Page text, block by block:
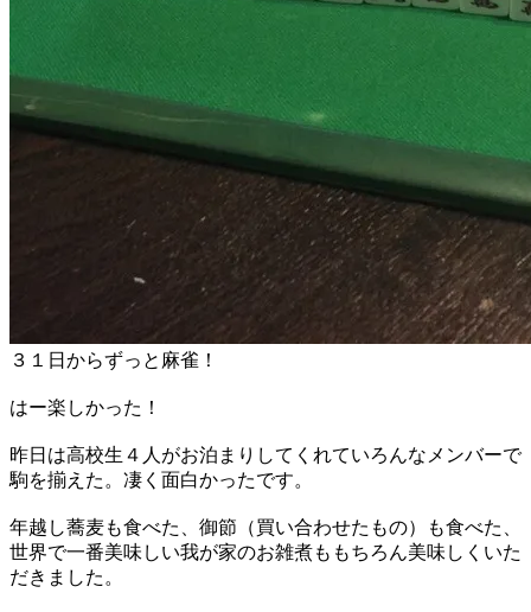
３１日からずっと麻雀！
はー楽しかった！
昨日は高校生４人がお泊まりしてくれていろんなメンバーで
駒を揃えた。凄く面白かったです。
年越し蕎麦も食べた、御節（買い合わせたもの）も食べた、
世界で一番美味しい我が家のお雑煮ももちろん美味しくいた
だきました。